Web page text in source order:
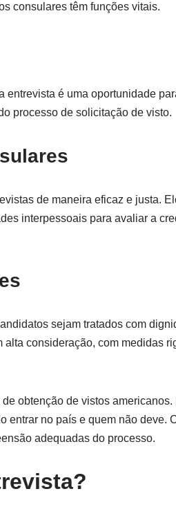
consulares têm funções vitais.
é uma oportunidade
processo de solicitação de visto.
de maneira eficaz e justa.
interpessoais para avaliar a
sejam tratados com
consideração, com medidas
obtenção de vistos
entrar no país e quem não deve.
adequadas do processo.